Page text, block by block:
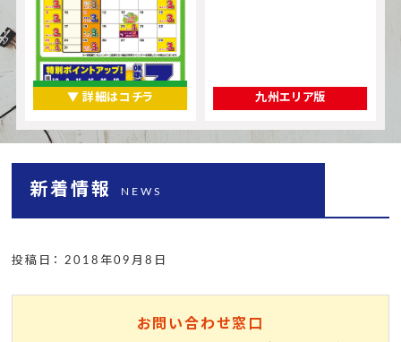
▼ 詳細はコチラ 九州エリア版
新着情報 NEWS
投稿日： 2018年09月8日
お問い合わせ窓口